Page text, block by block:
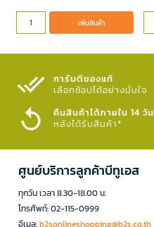
เพิ่มสินค้า
การันตีของแท้
เลือกช้อปได้อย่างมั่นใจ​
คืนสินค้าได้ภายใน 14 วัน
หลังได้รับสินค้า*
ศูนย์บริการลูกค้าบีทูเอส
ทุกวัน เวลา 8.30-18.00 น.
โทรศัพท์: 02-115-0999
อีเมล:b2sonlineshopping@b2s.co.th